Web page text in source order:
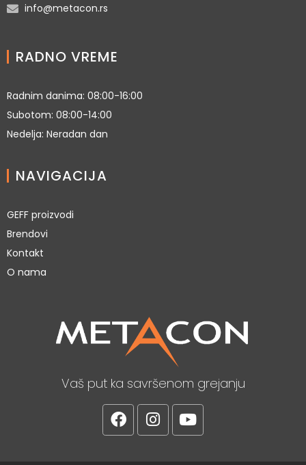
info@metacon.rs
RADNO VREME
Radnim danima: 08:00-16:00
Subotom: 08:00-14:00
Nedelja: Neradan dan
NAVIGACIJA
GEFF proizvodi
Brendovi
Kontakt
O nama
Vaš put ka savršenom grejanju